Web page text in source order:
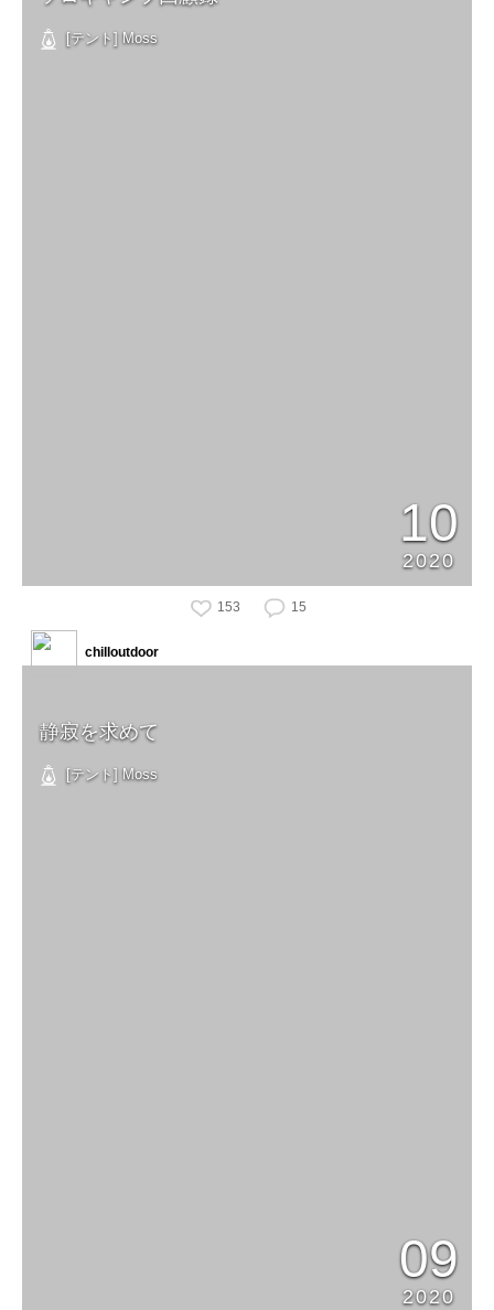
[テント] Moss
10
2020
153 15
静寂を求めて
[テント] Moss
09
2020
chilloutdoor